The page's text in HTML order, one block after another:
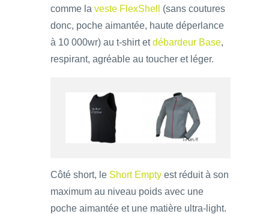
comme la veste FlexShell
(sans coutures
donc, poche aimantée, haute déperlance
à 10 000wr) au t-shirt etdébardeur Base,
respirant, agréable au toucher et léger.
Côté short, le Short Empty est réduit à son
maximum au niveau poids avec une
poche aimantée et une matière ultra-light.